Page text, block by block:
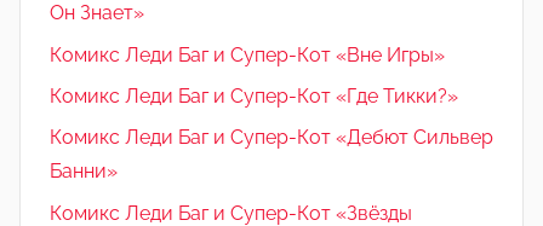
Он Знает»
Комикс Леди Баг и Супер-Кот «Вне Игры»
Комикс Леди Баг и Супер-Кот «Где Тикки?»
Комикс Леди Баг и Супер-Кот «Дебют Сильвер
Банни»
Комикс Леди Баг и Супер-Кот «Звёзды